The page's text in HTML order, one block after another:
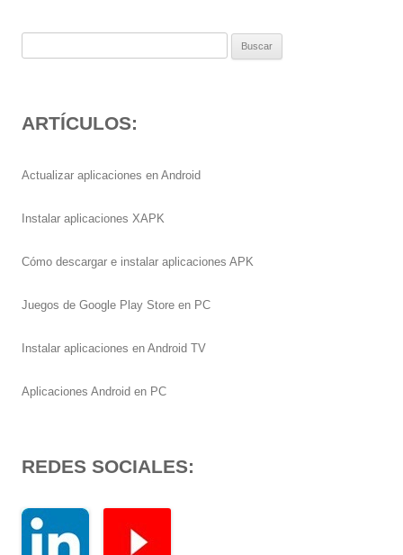
ARTÍCULOS:
Actualizar aplicaciones en Android
Instalar aplicaciones XAPK
Cómo descargar e instalar aplicaciones APK
Juegos de Google Play Store en PC
Instalar aplicaciones en Android TV
Aplicaciones Android en PC
REDES SOCIALES: